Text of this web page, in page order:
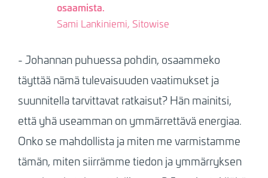
osaamista.
Sami Lankiniemi, Sitowise
- Johannan puhuessa pohdin, osaammeko
täyttää nämä tulevaisuuden vaatimukset ja
suunnitella tarvittavat ratkaisut? Hän mainitsi,
että yhä useamman on ymmärrettävä energiaa.
Onko se mahdollista ja miten me varmistamme
tämän, miten siirrämme tiedon ja ymmärryksen